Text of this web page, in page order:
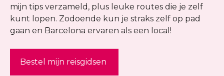
mijn tips verzameld, plus leuke routes die je zelf
kunt lopen. Zodoende kun je straks zelf op pad
gaan en Barcelona ervaren als een local!
Bestel mijn reisgidsen